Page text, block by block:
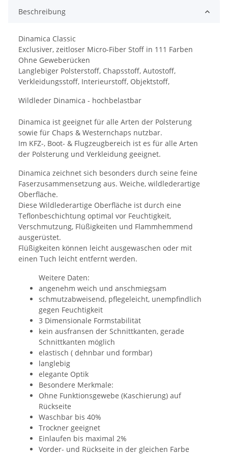
Beschreibung
Dinamica Classic
Exclusiver, zeitloser Micro-Fiber Stoff in 111 Farben
Ohne Geweberücken
Langlebiger Polsterstoff, Chapsstoff, Autostoff,
Verkleidungsstoff, Interieurstoff, Objektstoff,
Wildleder Dinamica - hochbelastbar
Dinamica ist geeignet für alle Arten der Polsterung
sowie für Chaps & Westernchaps nutzbar.
Im KFZ-, Boot- & Flugzeugbereich ist es für alle Arten
der Polsterung und Verkleidung geeignet.
Dinamica zeichnet sich besonders durch seine feine
Faserzusammensetzung aus. Weiche, wildlederartige
Oberfläche.
Diese Wildlederartige Oberfläche ist durch eine
Teflonbeschichtung optimal vor Feuchtigkeit,
Verschmutzung, Flüßigkeiten und Flammhemmend
ausgerüstet.
Flüßigkeiten können leicht ausgewaschen oder mit
einen Tuch leicht entfernt werden.
Weitere Daten:
angenehm weich und anschmiegsam
schmutzabweisend, pflegeleicht, unempfindlich
gegen Feuchtigkeit
3 Dimensionale Formstabilität
kein ausfransen der Schnittkanten, gerade
Schnittkanten möglich
elastisch ( dehnbar und formbar)
langlebig
elegante Optik
Besondere Merkmale:
Ohne Funktionsgewebe (Kaschierung) auf
Rückseite
Waschbar bis 40%
Trockner geeignet
Einlaufen bis maximal 2%
Vorder- und Rückseite in der gleichen Farbe